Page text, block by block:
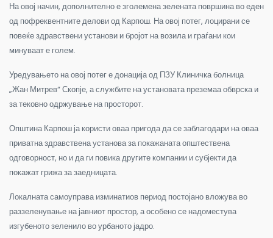
На овој начин, дополнително е зголемена зелената површина во еден
од пофреквентните делови од Карпош. На овој потег, лоцирани се
повеќе здравствени установи и бројот на возила и граѓани кои
минуваат е голем.
Уредувањето на овој потег е донација од ПЗУ Клиничка болница
„Жан Митрев“ Скопје, а службите на установата преземаа обврска и
за тековно одржување на просторот.
Општина Карпош ја користи оваа пригода да се заблагодари на оваа
приватна здравствена установа за покажаната општествена
одговорност, но и да ги повика другите компании и субјекти да
покажат грижа за заедницата.
Локалната самоуправа изминатиов период постојано вложува во
раззеленување на јавниот простор, а особено се надоместува
изгубеното зеленило во урбаното јадро.